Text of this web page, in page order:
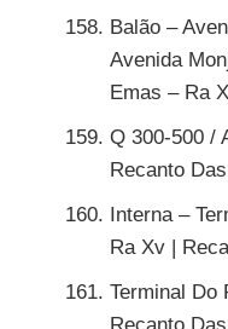
Balão –
Avenida
Emas – Ra
Q 300-500 /
Recanto
Interna –
Ra Xv |
Terminal Do